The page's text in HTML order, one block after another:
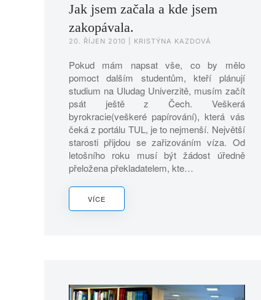
Jak jsem začala a kde jsem
zakopávala.
20. ŘÍJEN 2010 | KRISTÝNA KAZDOVÁ
Pokud mám napsat vše, co by mělo
pomoct dalším studentům, kteří plánují
studium na Uludag Univerzitě, musím začít
psát ještě z Čech. Veškerá
byrokracie(veškeré papírování), která vás
čeká z portálu TUL, je to nejmenší. Největší
starosti přijdou se zařizováním víza. Od
letošního roku musí být žádost úředně
přeložena překladatelem, kte…
VÍCE